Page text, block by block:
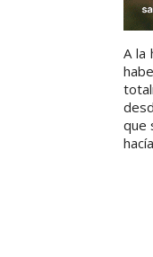
A la
que